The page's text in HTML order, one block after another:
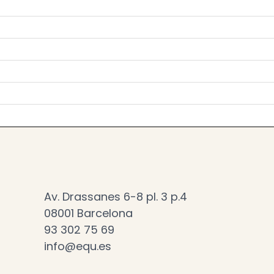
Av. Drassanes 6-8 pl. 3 p.4
08001 Barcelona
93 302 75 69
info@equ.es